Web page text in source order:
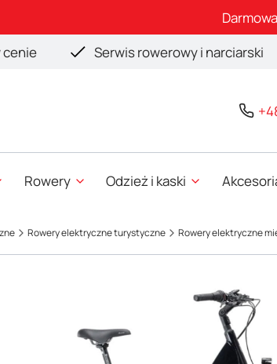
cenie
Serwis rowerowy i narciarski
Rowery Odzież i kaski
Rowery elektryczne turystyczne Rowery elektryczne